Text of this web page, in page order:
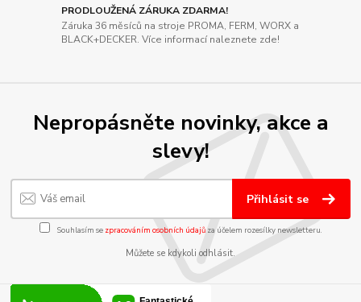
PRODLOUŽENÁ ZÁRUKA ZDARMA!
Záruka 36 měsíců na stroje PROMA, FERM, WORX a
BLACK+DECKER. Více informací naleznete zde!
Nepropásněte novinky, akce a
slevy!
Přihlásit se
Souhlasím se zpracováním osobních údajůza účelem rozesílky newsletteru.
Můžete se kdykoli odhlásit.